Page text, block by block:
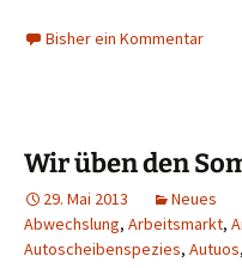
Bisher ein Kommentar
Wir üben den
29. Mai 2013 Neues
Abwechslung, Arbeitsmarkt,
Autoscheibenspezies, Autuos,